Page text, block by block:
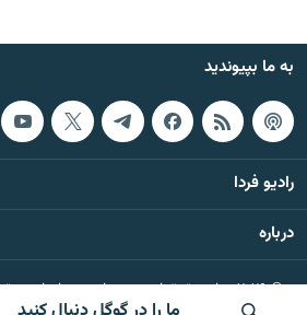
به ما بپیوندید
رادیو فردا
درباره
© ۲۰۲۶ تمام حقوق این وب‌سایت، بر اساس